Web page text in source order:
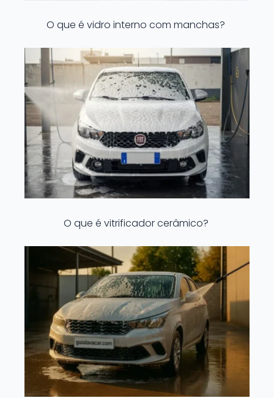
O que é vidro interno com manchas?
O que é vitrificador cerâmico?